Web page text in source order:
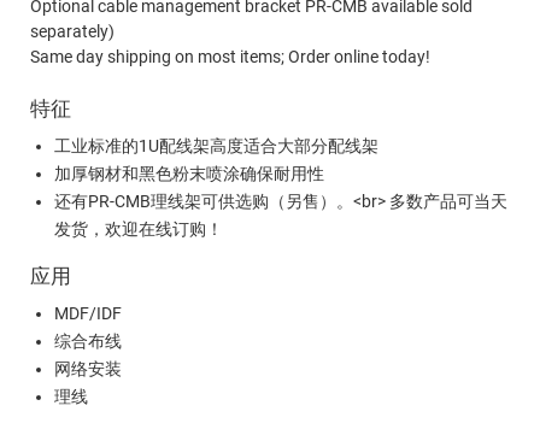
Optional cable management bracket PR-CMB available sold
separately)
Same day shipping on most items; Order online today!
特征
工业标准的1U配线架高度适合大部分配线架
加厚钢材和黑色粉末喷涂确保耐用性
还有PR-CMB理线架可供选购（另售）。<br> 多数产品可当天
发货，欢迎在线订购！
应用
MDF/IDF
综合布线
网络安装
理线